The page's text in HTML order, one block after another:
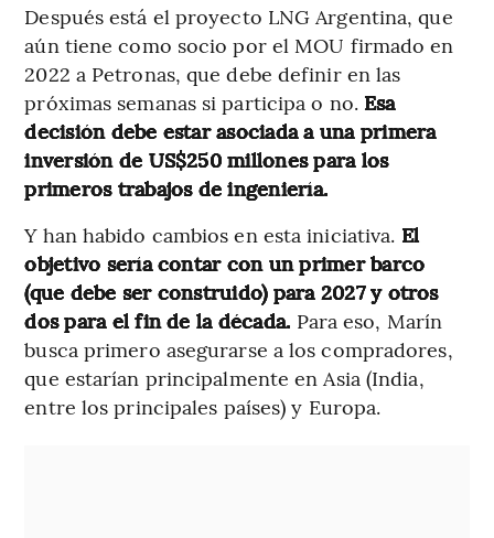
Después está el proyecto LNG Argentina, que
aún tiene como socio por el MOU firmado en
2022 a Petronas, que debe definir en las
próximas semanas si participa o no. Esa
decisión debe estar asociada a una primera
inversión de US$250 millones para los
primeros trabajos de ingeniería.
Y han habido cambios en esta iniciativa. El
objetivo sería contar con un primer barco
(que debe ser construido) para 2027 y otros
dos para el fin de la década. Para eso, Marín
busca primero asegurarse a los compradores,
que estarían principalmente en Asia (India,
entre los principales países) y Europa.